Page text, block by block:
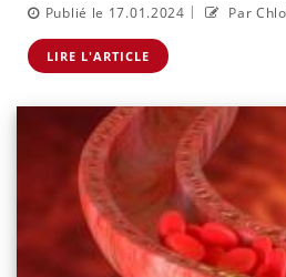
Publié le 17.01.2024 | Par
LIRE L'ARTICLE